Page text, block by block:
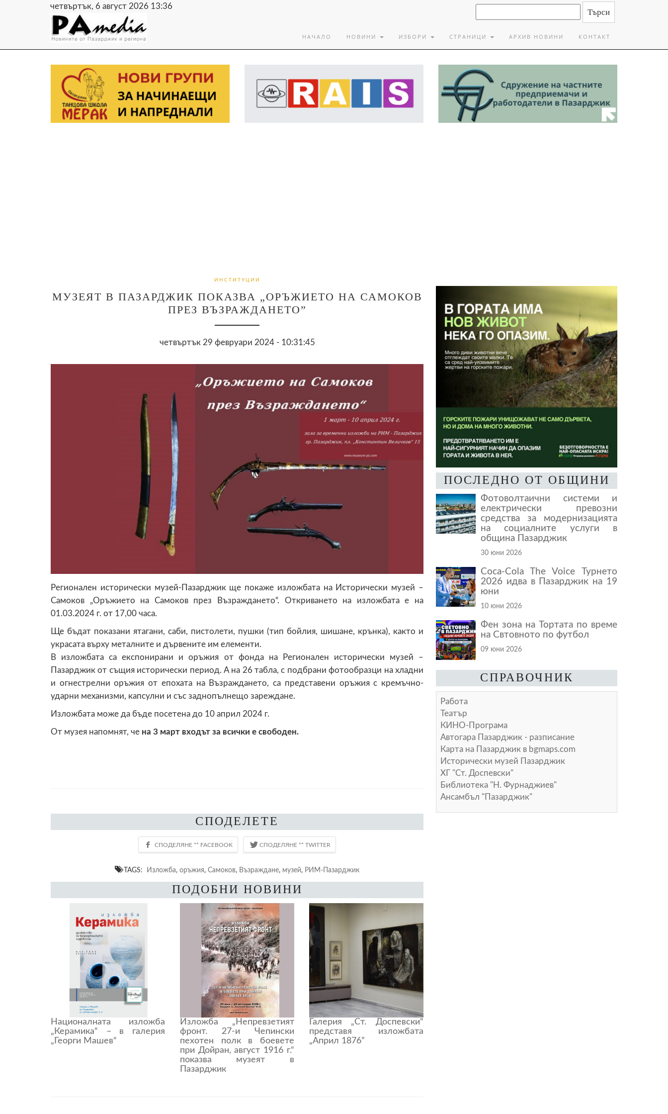
четвъртък, 6 август 2026 13:36
НАЧАЛО НОВИНИ ИЗБОРИ СТРАНИЦИ АРХИВ НОВИНИ КОНТАКТ
ИНСТИТУЦИИ
МУЗЕЯТ В ПАЗАРДЖИК ПОКАЗВА „ОРЪЖИЕТО НА САМОКОВ
ПРЕЗ ВЪЗРАЖДАНЕТО”
четвъртък 29 февруари 2024 - 10:31:45
Регионален исторически музей-Пазарджик ще покаже изложбата на Исторически музей –
Самоков „Оръжието на Самоков през Възраждането“. Откриването на изложбата е на
01.03.2024 г. от 17,00 часа.
Ще бъдат показани ятагани, саби, пистолети, пушки (тип бойлия, шишане, крънка), както и
украсата върху металните и дървените им елементи.
В изложбата са експонирани и оръжия от фонда на Регионален исторически музей –
Пазарджик от същия исторически период. А на 26 табла, с подбрани фотообразци на хладни
и огнестрелни оръжия от епохата на Възраждането, са представени оръжия с кремъчно-
ударни механизми, капсулни и със заднопълнещо зареждане.
Изложбата може да бъде посетена до 10 април 2024 г.
От музея напомнят, че на 3 март входът за всички е свободен.
СПОДЕЛЕТЕ
TAGS: Изложба, оръжия, Самоков, Възраждане, музей, РИМ-Пазарджик
ПОДОБНИ НОВИНИ
Националната изложба
„Керамика“ – в галерия
„Георги Машев“
Изложба „Непревзетият
фронт. 27-и Чепински
пехотен полк в боевете
при Дойран, август 1916 г.“
показва музеят в
Пазарджик
Галерия „Ст. Доспевски“
представя изложбата
„Април 1876”
ПОСЛЕДНО ОТ ОБЩИНИ
Фотоволтаични системи и
електрически превозни
средства за модернизацията
на социалните услуги в
община Пазарджик
30 юни 2026
Coca-Cola The Voice Турнето
2026 идва в Пазарджик на 19
юни
10 юни 2026
Фен зона на Тортата по време
на Свтовното по футбол
09 юни 2026
СПРАВОЧНИК
Работа
Театър
КИНО-Програма
Автогара Пазарджик - разписание
Карта на Пазарджик в bgmaps.com
Исторически музей Пазарджик
ХГ "Ст. Доспевски"
Библиотека "Н. Фурнаджиев"
Ансамбъл "Пазарджик"